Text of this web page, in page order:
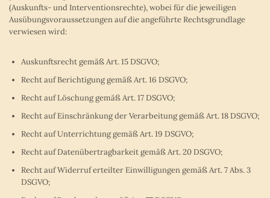
(Auskunfts- und Interventionsrechte), wobei für die jeweiligen
Ausübungsvoraussetzungen auf die angeführte Rechtsgrundlage
verwiesen wird:
Auskunftsrecht gemäß Art. 15 DSGVO;
Recht auf Berichtigung gemäß Art. 16 DSGVO;
Recht auf Löschung gemäß Art. 17 DSGVO;
Recht auf Einschränkung der Verarbeitung gemäß Art. 18 DSGVO;
Recht auf Unterrichtung gemäß Art. 19 DSGVO;
Recht auf Datenübertragbarkeit gemäß Art. 20 DSGVO;
Recht auf Widerruf erteilter Einwilligungen gemäß Art. 7 Abs. 3
DSGVO;